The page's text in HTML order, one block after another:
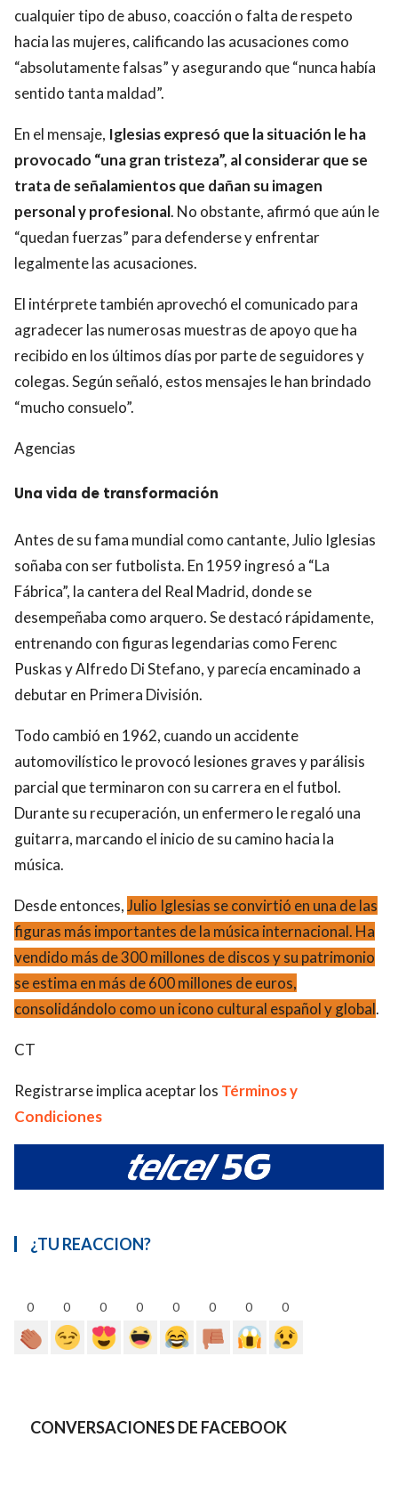
cualquier tipo de abuso, coacción o falta de respeto
hacia las mujeres, calificando las acusaciones como
“absolutamente falsas” y asegurando que “nunca había
sentido tanta maldad”.
En el mensaje, Iglesias expresó que la situación le ha
provocado “una gran tristeza”, al considerar que se
trata de señalamientos que dañan su imagen
personal y profesional. No obstante, afirmó que aún le
“quedan fuerzas” para defenderse y enfrentar
legalmente las acusaciones.
El intérprete también aprovechó el comunicado para
agradecer las numerosas muestras de apoyo que ha
recibido en los últimos días por parte de seguidores y
colegas. Según señaló, estos mensajes le han brindado
“mucho consuelo”.
Agencias
Una vida de transformación
Antes de su fama mundial como cantante, Julio Iglesias
soñaba con ser futbolista. En 1959 ingresó a “La
Fábrica”, la cantera del Real Madrid, donde se
desempeñaba como arquero. Se destacó rápidamente,
entrenando con figuras legendarias como Ferenc
Puskas y Alfredo Di Stefano, y parecía encaminado a
debutar en Primera División.
Todo cambió en 1962, cuando un accidente
automovilístico le provocó lesiones graves y parálisis
parcial que terminaron con su carrera en el futbol.
Durante su recuperación, un enfermero le regaló una
guitarra, marcando el inicio de su camino hacia la
música.
Desde entonces,Julio Iglesias se convirtió en una de las
figuras más importantes de la música internacional. Ha
vendido más de 300 millones de discos y su patrimonio
se estima en más de 600 millones de euros,
consolidándolo como un icono cultural español y global.
CT
Registrarse implica aceptar los Términos y
Condiciones
¿TU REACCION?
0 0 0 0 0 0 0 0
CONVERSACIONES DE FACEBOOK